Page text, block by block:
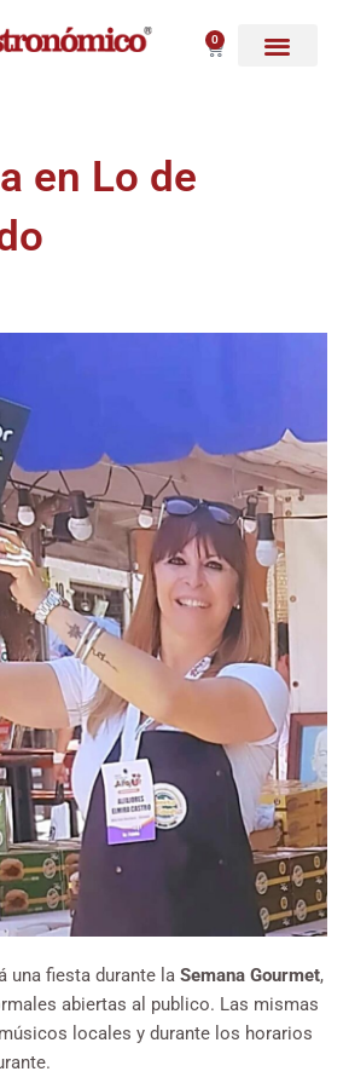
0
Carrito
en Lo de
una fiesta durante la Semana Gourmet,
abiertas al publico. Las mismas
locales y durante los horarios